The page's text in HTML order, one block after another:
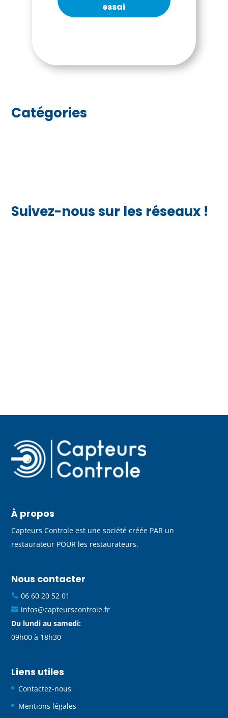
essai
Catégories
Suivez-nous sur les réseaux !
À propos
Capteurs Controle est une société créée PAR un
restaurateur POUR les restaurateurs.
Nous contacter
06 60 20 52 01
infos@capteurscontrole.fr
Du lundi au samedi:
09h00 à 18h30
Liens utiles
Contactez-nous
Mentions légales